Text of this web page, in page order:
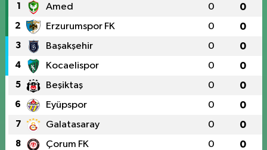
1 Amed 0 0
2 Erzurumspor FK 0 0
3 Başakşehir 0 0
4 Kocaelispor 0 0
5 Beşiktaş 0 0
6 Eyüpspor 0 0
7 Galatasaray 0 0
8 Çorum FK 0 0